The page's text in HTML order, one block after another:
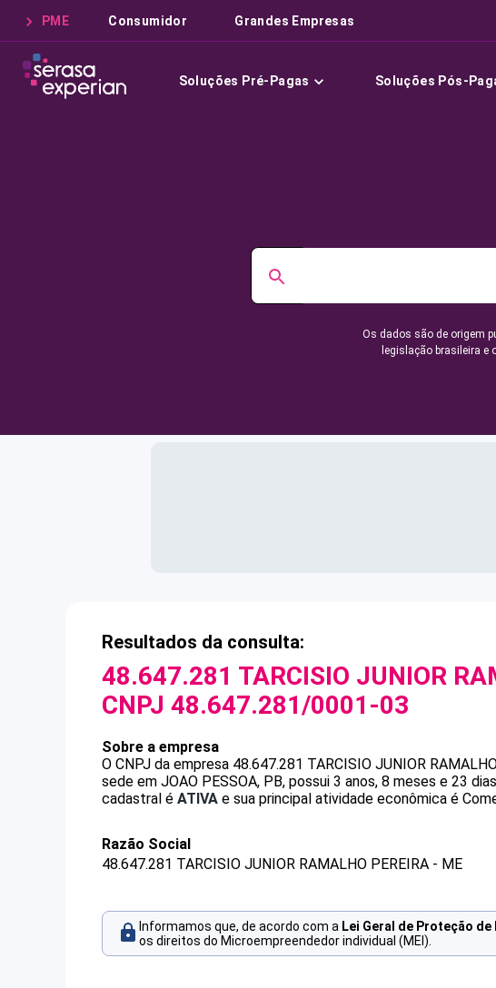
PME Consumidor Grandes Empresas
Soluções Pré-Pagas Soluções Pós-
Os dados são de origem
legislação brasileira e
Resultados da consulta:
48.647.281 TARCISIO JUNIOR
CNPJ 48.647.281/0001-03
Sobre a empresa
O CNPJ da empresa 48.647.281 TARCISIO JUNIOR
sede em JOAO PESSOA, PB, possui 3 anos, 8 meses e 23
cadastral é ATIVA e sua principal atividade econômica é
Razão Social
48.647.281 TARCISIO JUNIOR RAMALHO PEREIRA - ME
Informamos que, de acordo com a Lei Geral de Proteção de
os direitos do Microempreendedor individual (MEI).